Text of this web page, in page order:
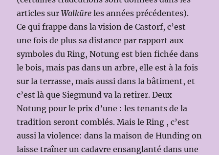
articles surWalküre les années précédentes).
Ce qui frappe dans la vision de Castorf, c’est
une fois de plus sa distance par rapport aux
symboles du Ring, Notung est bien fichée dans
le bois, mais pas dans un arbre, elle est à la fois
sur la terrasse, mais aussi dans la bâtiment, et
c’est là que Siegmund va la retirer. Deux
Notung pour le prix d’une : les tenants de la
tradition seront comblés. Mais le Ring , c’est
aussi la violence: dans la maison de Hunding on
laisse traîner un cadavre ensanglanté dans une